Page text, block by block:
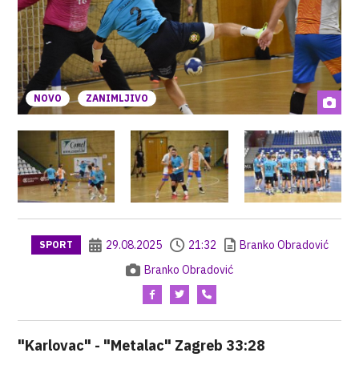
NOVO ZANIMLJIVO
SPORT 29.08.2025 21:32
Branko Obradović
Branko Obradović
"Karlovac" - "Metalac" Zagreb 33:28